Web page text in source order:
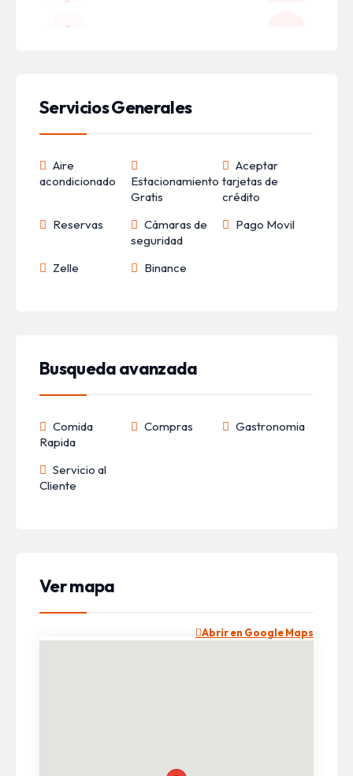
Servicios Generales
Aire
acondicionado
Estacionamiento
Gratis
Aceptar
tarjetas de
crédito
Reservas
Cámaras de
seguridad
Pago Movil
Zelle Binance
Busqueda avanzada
Comida
Rapida
Compras Gastronomia
Servicio al
Cliente
Ver mapa
Abrir en Google Maps